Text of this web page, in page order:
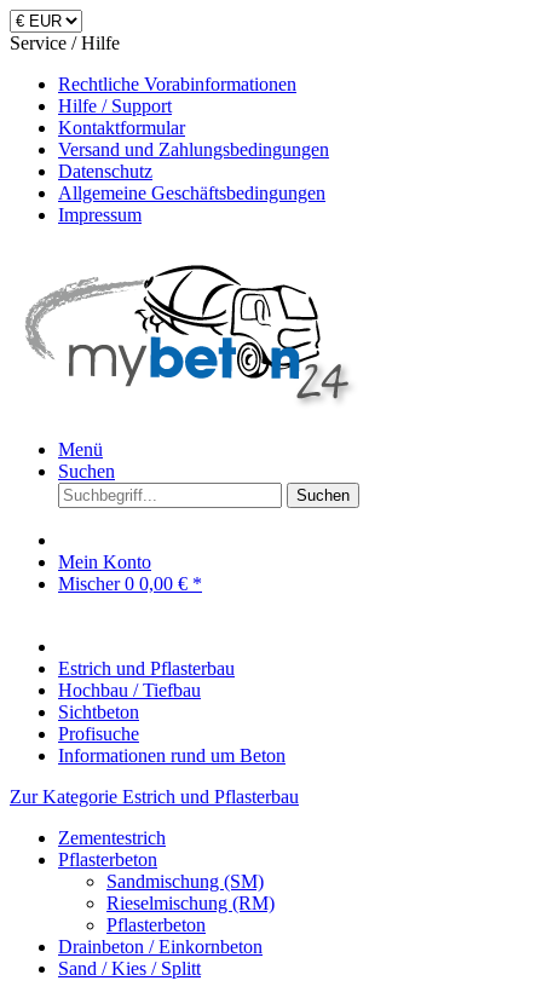
Service / Hilfe
Rechtliche Vorabinformationen
Hilfe / Support
Kontaktformular
Versand und Zahlungsbedingungen
Datenschutz
Allgemeine Geschäftsbedingungen
Impressum
Menü
Suchen
Suchen
Mein Konto
Mischer0 0,00 € *
Estrich und Pflasterbau
Hochbau / Tiefbau
Sichtbeton
Profisuche
Informationen rund um Beton
Zur Kategorie Estrich und Pflasterbau
Zementestrich
Pflasterbeton
Sandmischung (SM)
Rieselmischung (RM)
Pflasterbeton
Drainbeton / Einkornbeton
Sand / Kies / Splitt